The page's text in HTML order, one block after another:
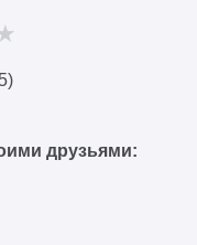
друзьями: